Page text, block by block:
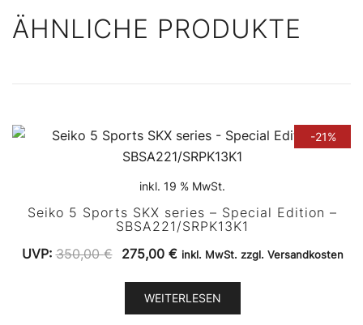
ÄHNLICHE PRODUKTE
-21%
inkl. 19 % MwSt.
Seiko 5 Sports SKX series – Special Edition –
SBSA221/SRPK13K1
UVP: 350,00€
Ursprünglicher
war:
350,00 €
275,00 €Aktueller
ist:
275,00 €.
inkl. MwSt. zzgl. Versandkosten
WEITERLESEN